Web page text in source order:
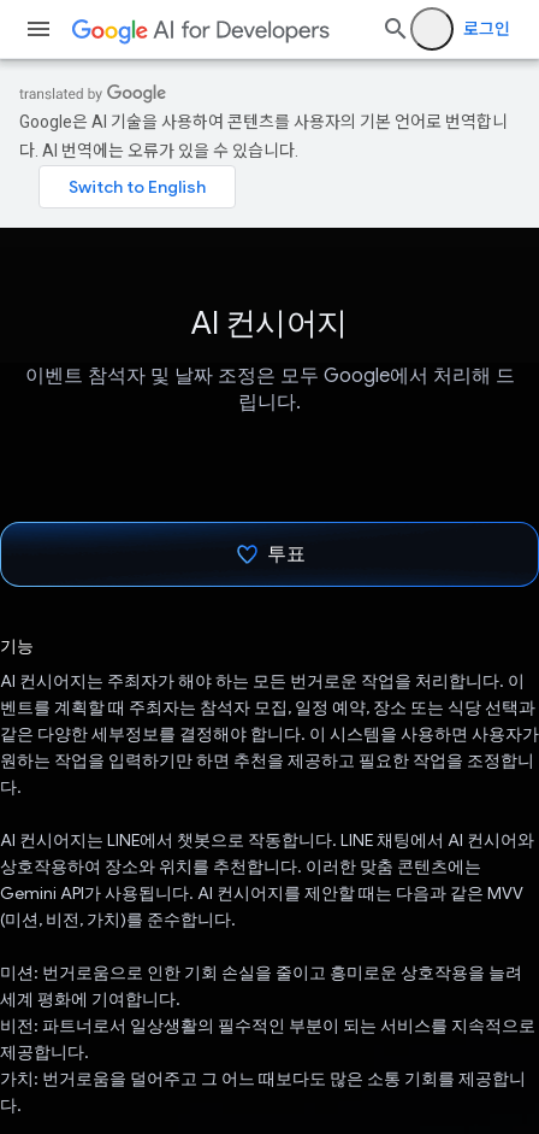
로그인
Google은 AI 기술을 사용하여 콘텐츠를 사용자의 기본 언어로 번역합니
다. AI 번역에는 오류가 있을 수 있습니다.
AI 컨시어지
이벤트 참석자 및 날짜 조정은 모두 Google에서 처리해 드
립니다.
투표
기능
AI 컨시어지는 주최자가 해야 하는 모든 번거로운 작업을 처리합니다. 이
벤트를 계획할 때 주최자는 참석자 모집, 일정 예약, 장소 또는 식당 선택과
같은 다양한 세부정보를 결정해야 합니다. 이 시스템을 사용하면 사용자가
원하는 작업을 입력하기만 하면 추천을 제공하고 필요한 작업을 조정합니
다.
AI 컨시어지는 LINE에서 챗봇으로 작동합니다. LINE 채팅에서 AI 컨시어와
상호작용하여 장소와 위치를 추천합니다. 이러한 맞춤 콘텐츠에는
Gemini API가 사용됩니다. AI 컨시어지를 제안할 때는 다음과 같은 MVV
(미션, 비전, 가치)를 준수합니다.
미션: 번거로움으로 인한 기회 손실을 줄이고 흥미로운 상호작용을 늘려
세계 평화에 기여합니다.
비전: 파트너로서 일상생활의 필수적인 부분이 되는 서비스를 지속적으로
제공합니다.
가치: 번거로움을 덜어주고 그 어느 때보다도 많은 소통 기회를 제공합니
다.